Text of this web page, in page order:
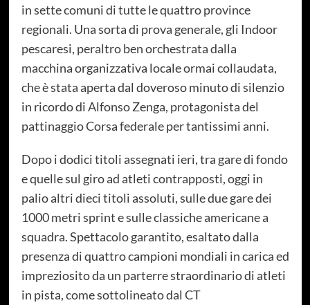
in sette comuni di tutte le quattro province
regionali. Una sorta di prova generale, gli Indoor
pescaresi, peraltro ben orchestrata dalla
macchina organizzativa locale ormai collaudata,
che è stata aperta dal doveroso minuto di silenzio
in ricordo di Alfonso Zenga, protagonista del
pattinaggio Corsa federale per tantissimi anni.
Dopo i dodici titoli assegnati ieri, tra gare di fondo
e quelle sul giro ad atleti contrapposti, oggi in
palio altri dieci titoli assoluti, sulle due gare dei
1000 metri sprint e sulle classiche americane a
squadra. Spettacolo garantito, esaltato dalla
presenza di quattro campioni mondiali in carica ed
impreziosito da un parterre straordinario di atleti
in pista, come sottolineato dal CT